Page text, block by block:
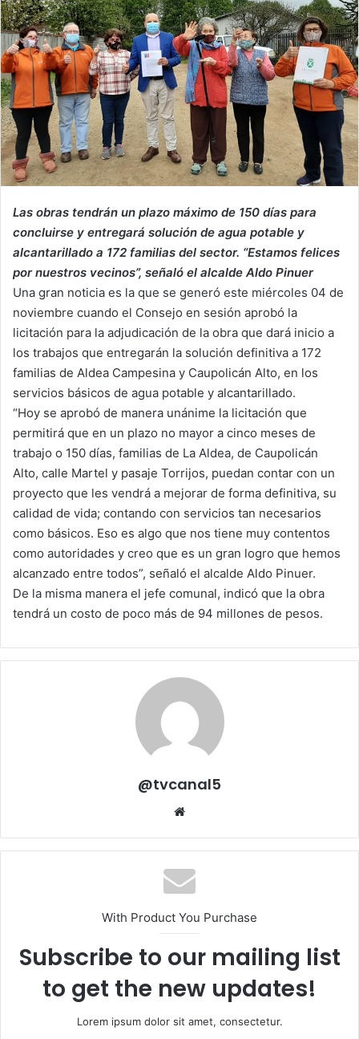
Las obras tendrán un plazo máximo de 150 días para
concluirse y entregará solución de agua potable y
alcantarillado a 172 familias del sector. “Estamos felices
por nuestros vecinos”, señaló el alcalde Aldo Pinuer
Una gran noticia es la que se generó este miércoles 04 de
noviembre cuando el Consejo en sesión aprobó la
licitación para la adjudicación de la obra que dará inicio a
los trabajos que entregarán la solución definitiva a 172
familias de Aldea Campesina y Caupolicán Alto, en los
servicios básicos de agua potable y alcantarillado.
“Hoy se aprobó de manera unánime la licitación que
permitirá que en un plazo no mayor a cinco meses de
trabajo o 150 días, familias de La Aldea, de Caupolicán
Alto, calle Martel y pasaje Torrijos, puedan contar con un
proyecto que les vendrá a mejorar de forma definitiva, su
calidad de vida; contando con servicios tan necesarios
como básicos. Eso es algo que nos tiene muy contentos
como autoridades y creo que es un gran logro que hemos
alcanzado entre todos”, señaló el alcalde Aldo Pinuer.
De la misma manera el jefe comunal, indicó que la obra
tendrá un costo de poco más de 94 millones de pesos.
@tvcanal5
With Product You Purchase
Subscribe to our mailing list
to get the new updates!
Lorem ipsum dolor sit amet, consectetur.